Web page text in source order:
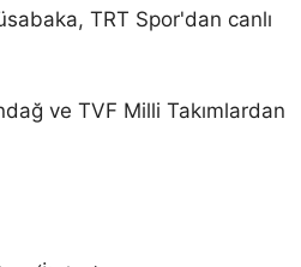
TRT Spor'dan canlı
ve TVF Milli Takımlardan